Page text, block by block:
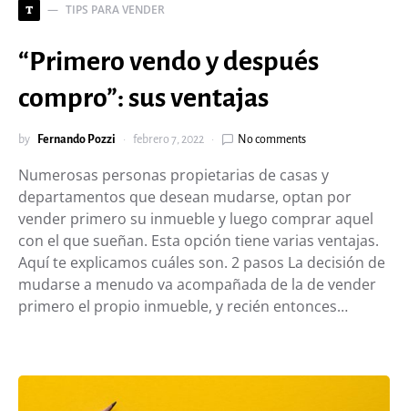
T TIPS PARA VENDER
“Primero vendo y después
compro”: sus ventajas
by Fernando Pozzi febrero 7, 2022 No comments
Numerosas personas propietarias de casas y
departamentos que desean mudarse, optan por
vender primero su inmueble y luego comprar aquel
con el que sueñan. Esta opción tiene varias ventajas.
Aquí te explicamos cuáles son. 2 pasos La decisión de
mudarse a menudo va acompañada de la de vender
primero el propio inmueble, y recién entonces…